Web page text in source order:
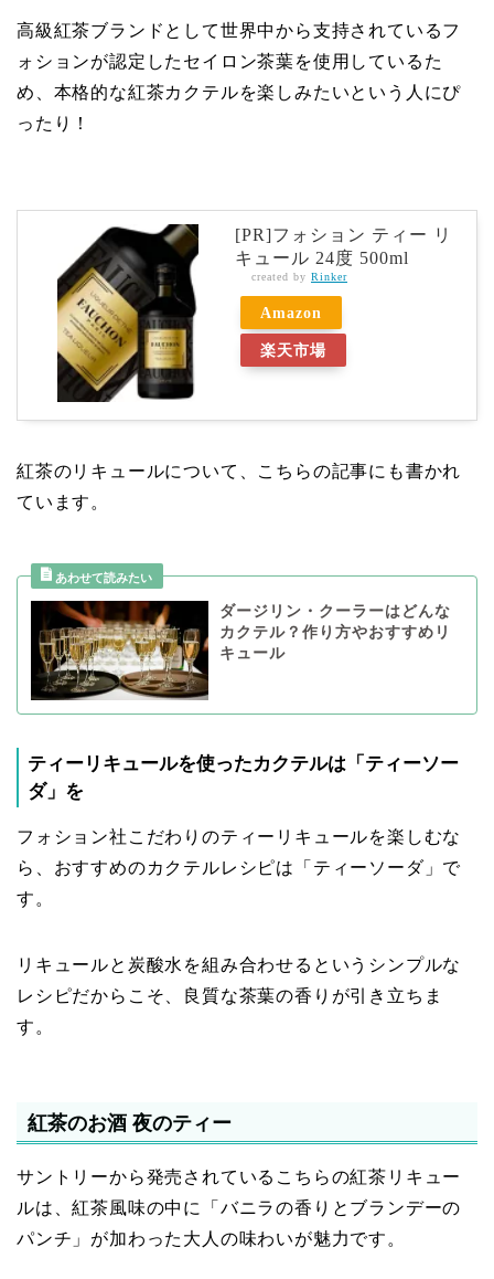
高級紅茶ブランドとして世界中から支持されているフ
ォションが認定したセイロン茶葉を使用しているた
め、本格的な紅茶カクテルを楽しみたいという人にぴ
ったり！
[PR]フォション ティー リ
キュール 24度 500ml
created by Rinker
Amazon
楽天市場
紅茶のリキュールについて、こちらの記事にも書かれ
ています。
ダージリン・クーラーはどんな
カクテル？作り方やおすすめリ
キュール
ティーリキュールを使ったカクテルは「ティーソー
ダ」を
フォション社こだわりのティーリキュールを楽しむな
ら、おすすめのカクテルレシピは「ティーソーダ」で
す。
リキュールと炭酸水を組み合わせるというシンプルな
レシピだからこそ、良質な茶葉の香りが引き立ちま
す。
紅茶のお酒 夜のティー
サントリーから発売されているこちらの紅茶リキュー
ルは、紅茶風味の中に「バニラの香りとブランデーの
パンチ」が加わった大人の味わいが魅力です。